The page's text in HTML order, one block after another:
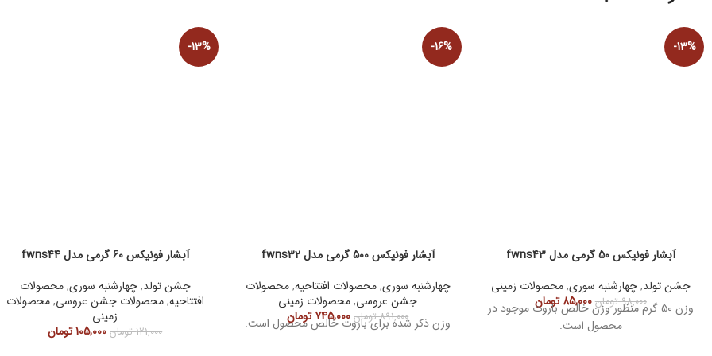
-13%
آبشار فونیکس 50 گرمی مدل fwns43
جشن تولد,چهارشنبه سوری,محصولات زمینی
98,000 تومان 85,000 تومان
وزن 50 گرم منظور وزن خالص باروت موجود در
محصول است.
-16%
آبشار فونیکس 500 گرمی مدل fwns32
چهارشنبه سوری,محصولات افتتاحیه,محصولات
جشن عروسی,محصولات زمینی
891,000 تومان 745,000 تومان
وزن ذکر شده برای باروت خالص محصول است.
-13%
آبشار فونیکس 60 گرمی مدل fwns44
جشن تولد,چهارشنبه سوری,محصولات
افتتاحیه,محصولات جشن عروسی,محصولات
زمینی
121,000 تومان 105,000تومان